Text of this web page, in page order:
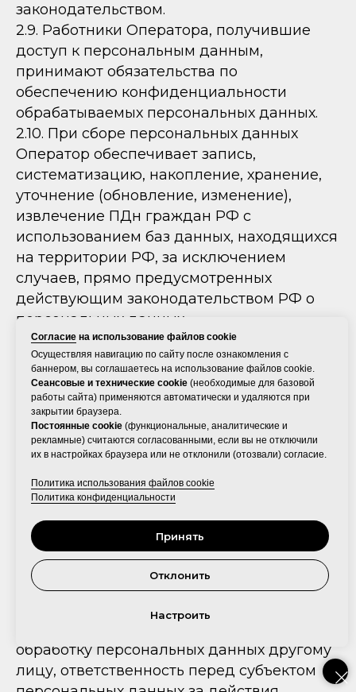
Согласие на использование файлов cookie
Осуществляя навигацию по сайту после ознакомления с
баннером, вы соглашаетесь на использование файлов cookie.
Сеансовые и технические cookie (необходимые для базовой
работы сайта) применяются автоматически и удаляются при
закрытии браузера.
Постоянные cookie (функциональные, аналитические и
рекламные) считаются согласованными, если вы не отключили
их в настройках браузера или не отклонили (отозвали) согласие.
Политика использования файлов cookie
Политика конфиденциальности
Принять
Отклонить
Настроить
законодательством.
2.9. Работники Оператора, получившие
доступ к персональным данным,
принимают обязательства по
обеспечению конфиденциальности
обрабатываемых персональных данных.
2.10. При сборе персональных данных
Оператор обеспечивает запись,
систематизацию, накопление, хранение,
уточнение (обновление, изменение),
извлечение ПДн граждан РФ с
использованием баз данных, находящихся
на территории РФ, за исключением
случаев, прямо предусмотренных
действующим законодательством РФ о
персональных данных.
2.11. Оператор не осуществляет
трансграничную передачу ПД.
2.12. Операторможет передавать
обработку персональных данных третьим
лицам при наличии законных оснований и
заключенного договора. Оператор несет
ответственность перед субъектами
персональных данных за действия таких
лиц. Лицо, осуществляющее обработку
персональных данных по поручению
Оператора, несет ответственность за
безопасность персональных данных и
выполнение требований Закона № 152-ФЗ
перед Оператором.
обработку персональных данных другому
лицу, ответственность перед субъектом